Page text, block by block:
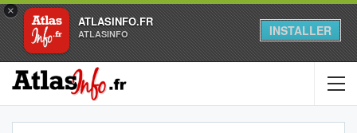
×
ATLASINFO.FR
ATLASINFO INSTALLER